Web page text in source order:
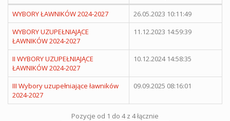
WYBORY ŁAWNIKÓW 2024-2027
26.05.2023 10:11:49
WYBORY UZUPEŁNIAJĄCE
ŁAWNIKÓW 2024-2027
11.12.2023 14:59:39
II WYBORY UZUPEŁNIAJĄCE
ŁAWNIKÓW 2024-2027
10.12.2024 14:58:35
III Wybory uzupełniające ławników
2024-2027
09.09.2025 08:16:01
Pozycje od 1 do 4 z 4 łącznie